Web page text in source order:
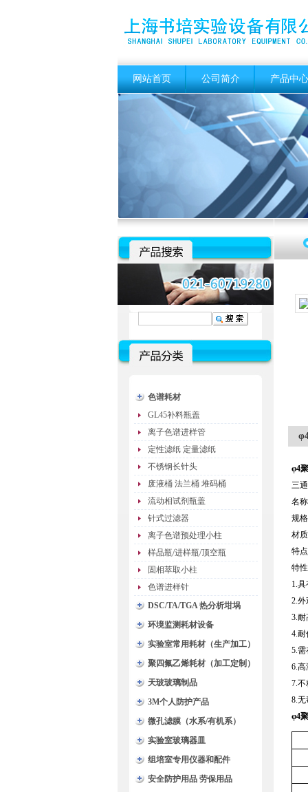
网站首页 公司简介 产品中心
色谱耗材
GL45补料瓶盖
离子色谱进样管
定性滤纸 定量滤纸
不锈钢长针头
废液桶 法兰桶 堆码桶
流动相试剂瓶盖
针式过滤器
离子色谱预处理小柱
样品瓶/进样瓶/顶空瓶
固相萃取小柱
色谱进样针
DSC/TA/TGA 热分析坩埚
环境监测耗材设备
实验室常用耗材（生产加工）
聚四氟乙烯耗材（加工定制）
天玻玻璃制品
3M个人防护产品
微孔滤膜（水系/有机系）
实验室玻璃器皿
组培室专用仪器和配件
安全防护用品 劳保用品
φ4
三
名
规
材
特
特
1.
2.
3.
4.
5.
6.
7.
8.
φ4